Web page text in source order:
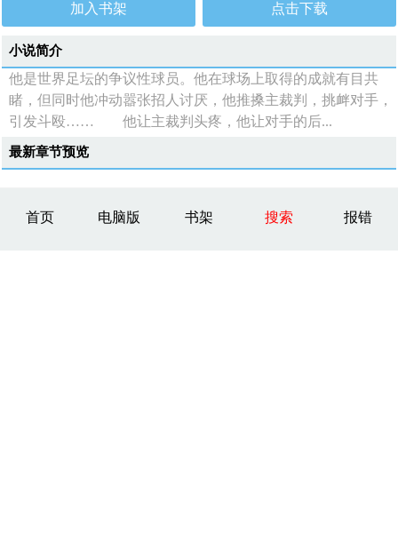
加入书架 点击下载
小说简介
他是世界足坛的争议性球员。他在球场上取得的成就有目共
睹，但同时他冲动嚣张招人讨厌，他推搡主裁判，挑衅对手，
引发斗殴…… 他让主裁判头疼，他让对手的后...
最新章节预览
首页 电脑版 书架 搜索 报错